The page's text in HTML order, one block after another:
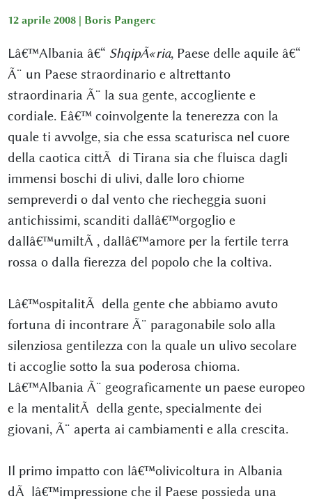
12 aprile 2008 | Boris Pangerc
Lâ€™Albania â€“ ShqipÃ«ria, Paese delle aquile â€“
Ã¨ un Paese straordinario e altrettanto
straordinaria Ã¨ la sua gente, accogliente e
cordiale. Eâ€™ coinvolgente la tenerezza con la
quale ti avvolge, sia che essa scaturisca nel cuore
della caotica cittÃ di Tirana sia che fluisca dagli
immensi boschi di ulivi, dalle loro chiome
sempreverdi o dal vento che riecheggia suoni
antichissimi, scanditi dallâ€™orgoglio e
dallâ€™umiltÃ , dallâ€™amore per la fertile terra
rossa o dalla fierezza del popolo che la coltiva.
Lâ€™ospitalitÃ della gente che abbiamo avuto
fortuna di incontrare Ã¨ paragonabile solo alla
silenziosa gentilezza con la quale un ulivo secolare
ti accoglie sotto la sua poderosa chioma.
Lâ€™Albania Ã¨ geograficamente un paese europeo
e la mentalitÃ della gente, specialmente dei
giovani, Ã¨ aperta ai cambiamenti e alla crescita.
Il primo impatto con lâ€™olivicoltura in Albania
dÃ lâ€™impressione che il Paese possieda una